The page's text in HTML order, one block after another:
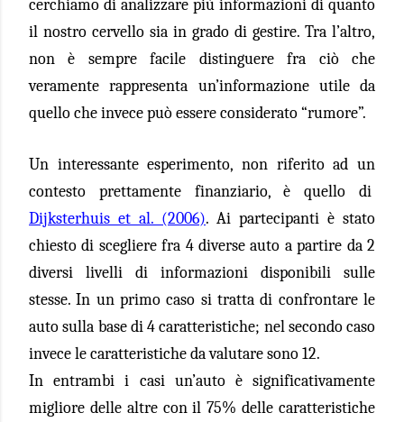
cerchiamo di analizzare più informazioni di quanto
il nostro cervello sia in grado di gestire. Tra l’altro,
non è sempre facile distinguere fra ciò che
veramente rappresenta un’informazione utile da
quello che invece può essere considerato “rumore”.
Un interessante esperimento, non riferito ad un
contesto prettamente finanziario, è quello di
Dijksterhuis et al. (2006). Ai partecipanti è stato
chiesto di scegliere fra 4 diverse auto a partire da 2
diversi livelli di informazioni disponibili sulle
stesse. In un primo caso si tratta di confrontare le
auto sulla base di 4 caratteristiche; nel secondo caso
invece le caratteristiche da valutare sono 12.
In entrambi i casi un’auto è significativamente
migliore delle altre con il 75% delle caratteristiche